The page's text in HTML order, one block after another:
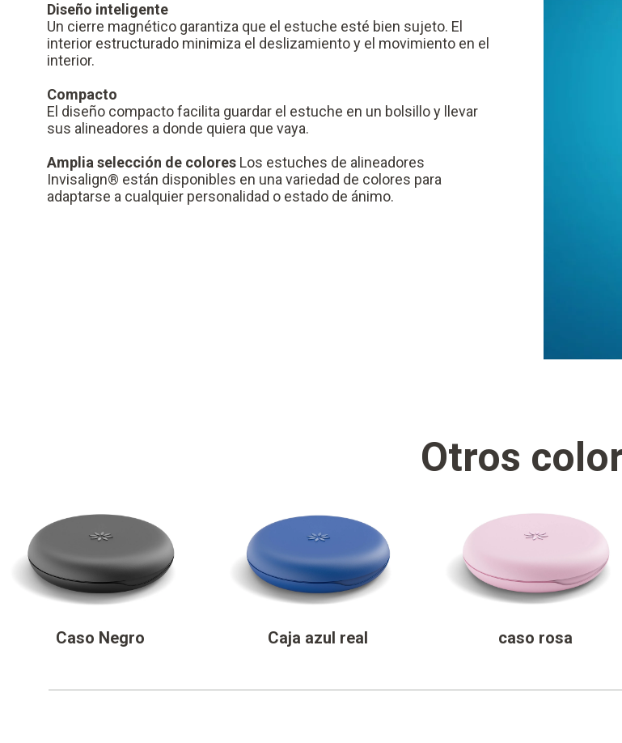
Diseño inteligente
Un cierre magnético garantiza que el estuche esté bien sujeto. El
interior estructurado minimiza el deslizamiento y el movimiento en el
interior.
Compacto
El diseño compacto facilita guardar el estuche en un bolsillo y llevar
sus alineadores a donde quiera que vaya.
Amplia selección de colores Los estuches de alineadores
Invisalign® están disponibles en una variedad de colores para
adaptarse a cualquier personalidad o estado de ánimo.
Otros
Caso Negro Caja azul real caso rosa